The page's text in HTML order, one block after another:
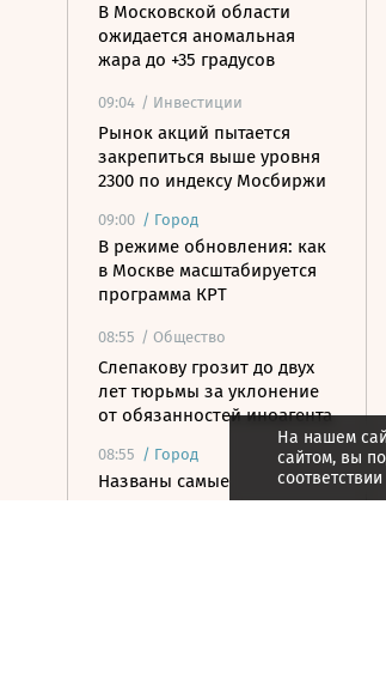
В Московской области
ожидается аномальная
жара до +35 градусов
09:04 / Инвестиции
Рынок акций пытается
закрепиться выше уровня
2300 по индексу Мосбиржи
09:00 / Город
В режиме обновления: как
в Москве масштабируется
программа КРТ
08:55 / Общество
Слепакову грозит до двух
лет тюрьмы за уклонение
от обязанностей иноагента
08:55 / Город
Названы самые
популярные марки в
На нашем
сайтом, вы
соответствии